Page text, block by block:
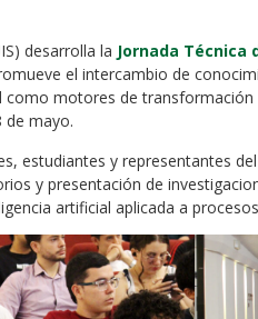
desarrolla la Jornada Técnica
el intercambio de
motores de
de mayo.
estudiantes y representantes
y presentación de
artificial aplicada a